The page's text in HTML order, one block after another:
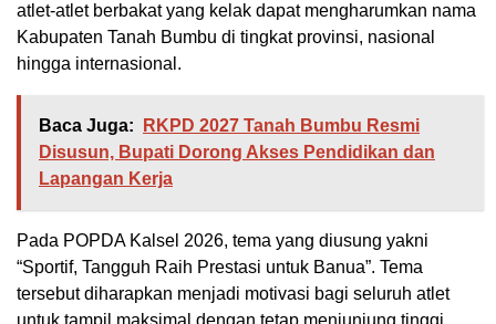
atlet-atlet berbakat yang kelak dapat mengharumkan nama
Kabupaten Tanah Bumbu di tingkat provinsi, nasional
hingga internasional.
Baca Juga:
RKPD 2027 Tanah Bumbu Resmi
Disusun, Bupati Dorong Akses Pendidikan dan
Lapangan Kerja
Pada POPDA Kalsel 2026, tema yang diusung yakni
“Sportif, Tangguh Raih Prestasi untuk Banua”. Tema
tersebut diharapkan menjadi motivasi bagi seluruh atlet